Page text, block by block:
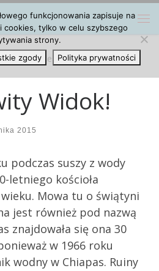
» Niesamowity Widok!
Widok!
2015
podczas suszy z wody
letniego kościoła
Mowa tu o świątyni
jest również pod nazwą
znajdowała się ona 30
w 1966 roku
wodny w Chiapas. Ruiny
funkcjonowania zapisuje na
cookies, tylko w celu szybszego
strony.
zgody Polityka prywatności